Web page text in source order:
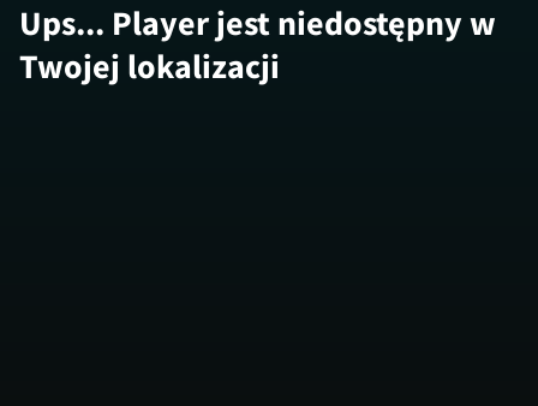
Ups... Player jest niedostępny w
Twojej lokalizacji